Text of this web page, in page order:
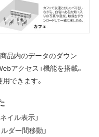
品内のデータのダウン
アクセス」機能を搭載。
できます。
イル表示」
ダー間移動」